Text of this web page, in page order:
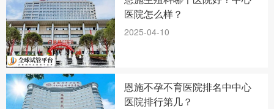
医院怎么样？
2025-04-10
恩施不孕不育医院排名中中心
医院排行第几？